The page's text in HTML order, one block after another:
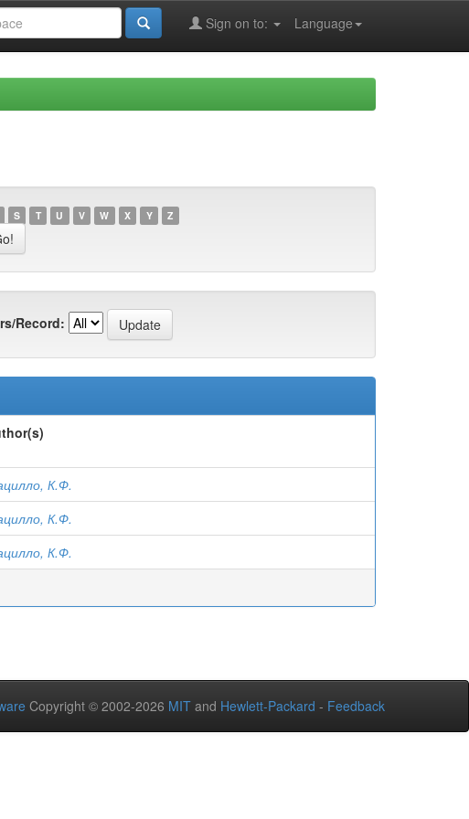
Language
Sign on to:
S T U V W X Y Z
Record:
К.Ф.
К.Ф.
К.Ф.
Copyright © 2002-2026 MIT and Hewlett-Packard - Feedback